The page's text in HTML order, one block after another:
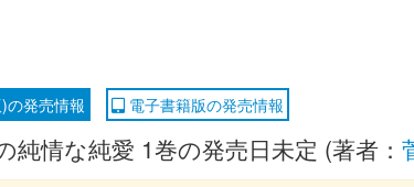
の発売情報 電子書籍版の発売情報
純情な純愛 1巻の発売日未定 (著者：